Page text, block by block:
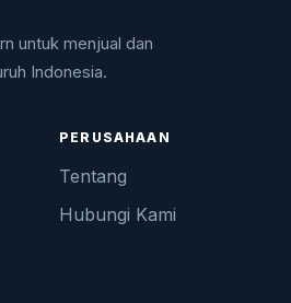
untuk menjual dan
Indonesia.
PERUSAHAAN
Tentang
Hubungi Kami